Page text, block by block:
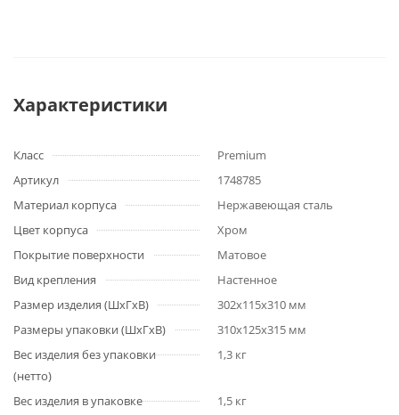
Характеристики
Класс
Premium
Артикул
1748785
Материал корпуса
Нержавеющая сталь
Цвет корпуса
Хром
Покрытие поверхности
Матовое
Вид крепления
Настенное
Размер изделия (ШхГхВ)
302x115x310 мм
Размеры упаковки (ШхГхВ)
310x125x315 мм
Вес изделия без упаковки
(нетто)
1,3 кг
Вес изделия в упаковке
1,5 кг